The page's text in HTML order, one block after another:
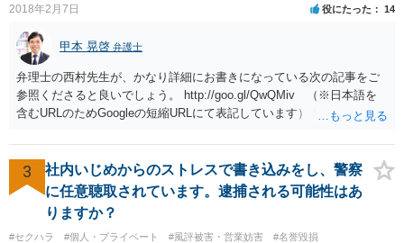
れますので、弁護士に直接相談されることをお勧めします。
2018年2月7日 役にたった 14
甲本 晃啓 弁護士
弁理士の西村先生が、かなり詳細にお書きになっている次の記事をご
参照くださると良いでしょう。 http://goo.gl/QwQMiv （※日本語を
含むURLのためGoogleの短縮URLにて表記しています） 私も同先生と
とも不正競争防止法上の問題は生じうると思います。
3
社内いじめからのストレスで書き込みをし、警察
に任意聴取されています。逮捕される可能性はあ
りますか？
#セクハラ #個人・プライベート #風評被害・営業妨害
#名誉毀損